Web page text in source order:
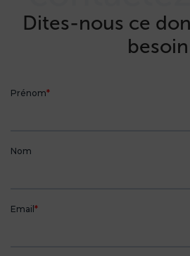
Dites-nous ce
besoin